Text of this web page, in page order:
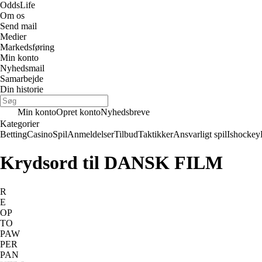
OddsLife
Om os
Send mail
Medier
Markedsføring
Min konto
Nyhedsmail
Samarbejde
Din historie
Min kontoOpret kontoNyhedsbreve
Kategorier
BettingCasinoSpilAnmeldelserTilbudTaktikkerAnsvarligt spilIshockey
Krydsord til DANSK FILM
R
E
OP
TO
PAW
PER
PAN